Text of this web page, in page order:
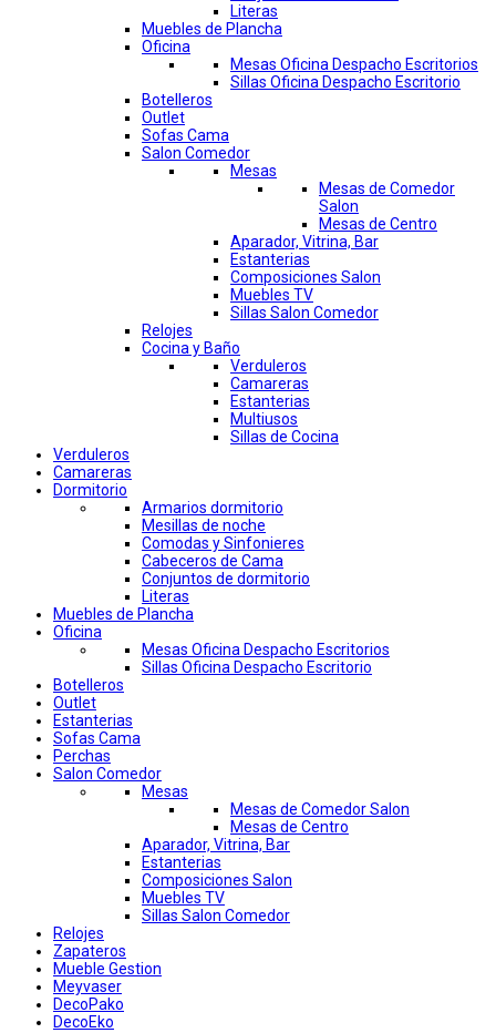
Literas
Muebles de Plancha
Oficina
Mesas Oficina Despacho Escritorios
Sillas Oficina Despacho Escritorio
Botelleros
Outlet
Sofas Cama
Salon Comedor
Mesas
Mesas de Comedor
Salon
Mesas de Centro
Aparador, Vitrina, Bar
Estanterias
Composiciones Salon
Muebles TV
Sillas Salon Comedor
Relojes
Cocina y Baño
Verduleros
Camareras
Estanterias
Multiusos
Sillas de Cocina
Verduleros
Camareras
Dormitorio
Armarios dormitorio
Mesillas de noche
Comodas y Sinfonieres
Cabeceros de Cama
Conjuntos de dormitorio
Literas
Muebles de Plancha
Oficina
Mesas Oficina Despacho Escritorios
Sillas Oficina Despacho Escritorio
Botelleros
Outlet
Estanterias
Sofas Cama
Perchas
Salon Comedor
Mesas
Mesas de Comedor Salon
Mesas de Centro
Aparador, Vitrina, Bar
Estanterias
Composiciones Salon
Muebles TV
Sillas Salon Comedor
Relojes
Zapateros
Mueble Gestion
Meyvaser
DecoPako
DecoEko